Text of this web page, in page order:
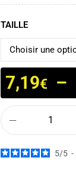
TAILLE
7,19€ –
5/5 -